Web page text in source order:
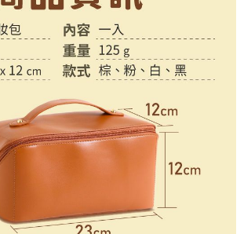
需取消欲退款等相關疑問，請聯繫「AFTEE先享後付
netprotections.freshdesk.com/support/home
範圍內提供個人資料，並將交易相關給付款項請求債
有限公司。
事宜，請瀏覽以下網址：
#terms3
事先徵得法定代理人或監護人之同意方可使用
若未經同意申辦者引起之損失，本公司不負相關責
後付」時，將依據個別帳號之用戶狀況，依本公司即
額度；若仍有額度不足之情形，本公司將視審查結果
。
含以上)免運費